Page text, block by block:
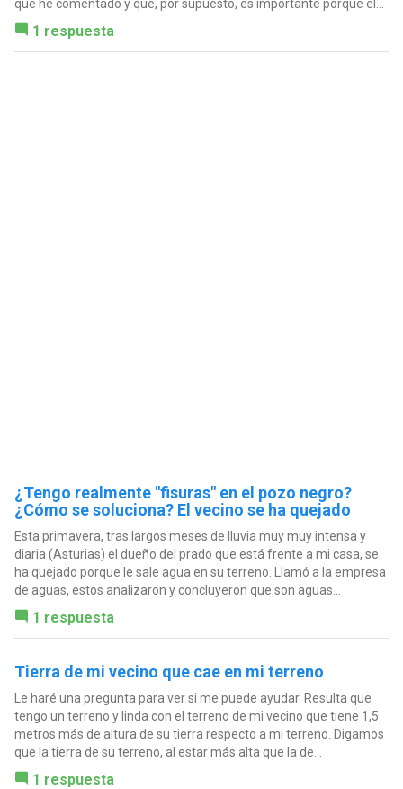
que he comentado y que, por supuesto, es importante porque el...
1 respuesta
¿Tengo realmente "fisuras" en el pozo negro?
¿Cómo se soluciona? El vecino se ha quejado
Esta primavera, tras largos meses de lluvia muy muy intensa y
diaria (Asturias) el dueño del prado que está frente a mi casa, se
ha quejado porque le sale agua en su terreno. Llamó a la empresa
de aguas, estos analizaron y concluyeron que son aguas...
1 respuesta
Tierra de mi vecino que cae en mi terreno
Le haré una pregunta para ver si me puede ayudar. Resulta que
tengo un terreno y linda con el terreno de mi vecino que tiene 1,5
metros más de altura de su tierra respecto a mi terreno. Digamos
que la tierra de su terreno, al estar más alta que la de...
1 respuesta